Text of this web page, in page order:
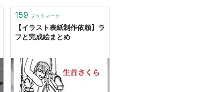
159 ブックマーク
【イラスト表紙制作依頼】ラ
フと完成絵まとめ